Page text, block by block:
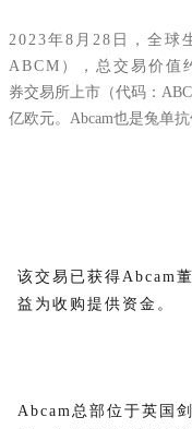
2023年8月28日， 全球
ABCM），总交易价值
券交易所上市（代码：
亿欧元。Abcam也是兔单
该交易已获得Abcam
益为收购提供资金。
Abcam总部位于英国